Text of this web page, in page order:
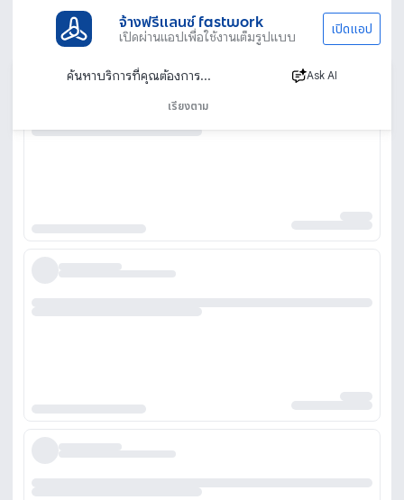
จ้างฟรีแลนซ์ fastwork
เปิดผ่านแอปเพื่อใช้งานเต็มรูปแบบ เปิดแอป
Ask AI
เรียงตาม